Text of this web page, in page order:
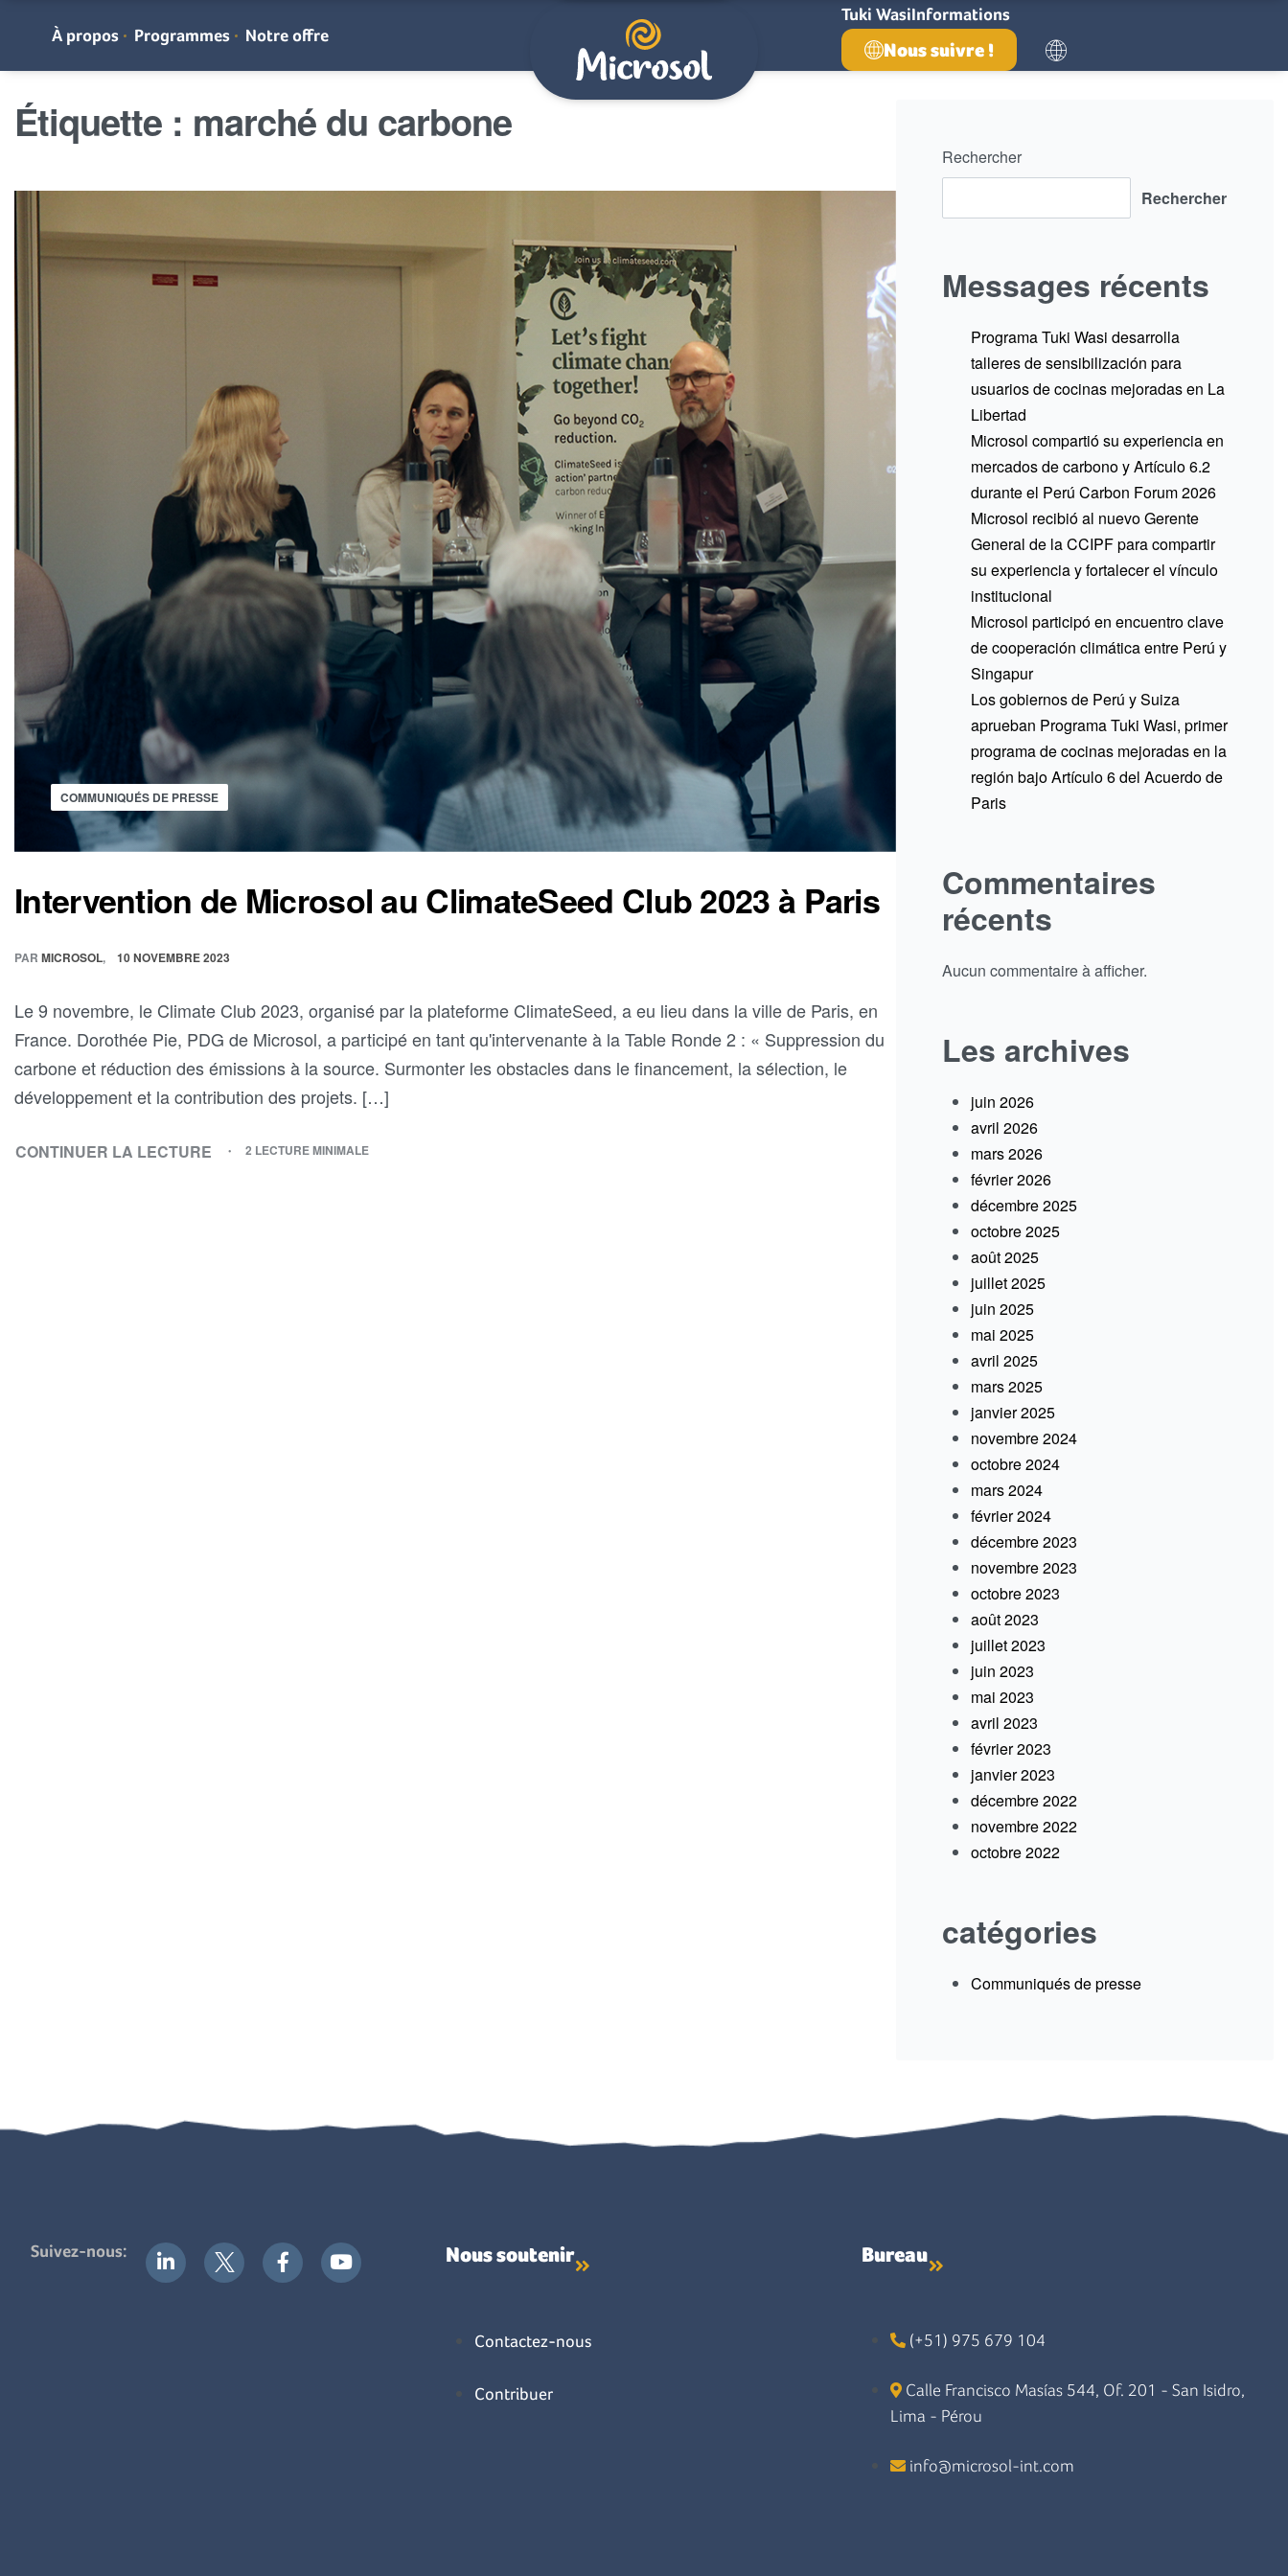
À propos Programmes Notre offre
Tuki WasiInformations
Nous suivre !
Étiquette : marché du carbone
COMMUNIQUÉS DE PRESSE
Intervention de Microsol au ClimateSeed Club 2023 à Paris
PAR MICROSOL 10 NOVEMBRE 2023
Le 9 novembre, le Climate Club 2023, organisé par la plateforme ClimateSeed, a eu lieu dans la ville de Paris, en
France. Dorothée Pie, PDG de Microsol, a participé en tant qu'intervenante à la Table Ronde 2 : « Suppression du
carbone et réduction des émissions à la source. Surmonter les obstacles dans le financement, la sélection, le
développement et la contribution des projets. […]
CONTINUER LA LECTURE 2 LECTURE MINIMALE
Rechercher
Rechercher
Messages récents
Programa Tuki Wasi desarrolla
talleres de sensibilización para
usuarios de cocinas mejoradas en La
Libertad
Microsol compartió su experiencia en
mercados de carbono y Artículo 6.2
durante el Perú Carbon Forum 2026
Microsol recibió al nuevo Gerente
General de la CCIPF para compartir
su experiencia y fortalecer el vínculo
institucional
Microsol participó en encuentro clave
de cooperación climática entre Perú y
Singapur
Los gobiernos de Perú y Suiza
aprueban Programa Tuki Wasi, primer
programa de cocinas mejoradas en la
región bajo Artículo 6 del Acuerdo de
Paris
Commentaires
récents
Aucun commentaire à afficher.
Les archives
juin 2026
avril 2026
mars 2026
février 2026
décembre 2025
octobre 2025
août 2025
juillet 2025
juin 2025
mai 2025
avril 2025
mars 2025
janvier 2025
novembre 2024
octobre 2024
mars 2024
février 2024
décembre 2023
novembre 2023
octobre 2023
août 2023
juillet 2023
juin 2023
mai 2023
avril 2023
février 2023
janvier 2023
décembre 2022
novembre 2022
octobre 2022
catégories
Communiqués de presse
Suivez-nous: Nous soutenir
Contactez-nous
Contribuer
Bureau
(+51) 975 679 104
Calle Francisco Masías 544, Of. 201 - San Isidro,
Lima - Pérou
info@microsol-int.com